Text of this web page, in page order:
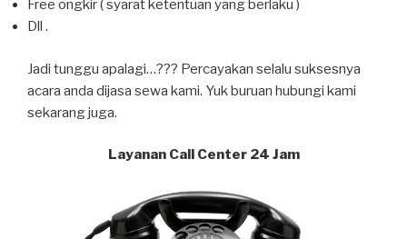
Free ongkir ( syarat ketentuan yang berlaku )
Dll .
Jadi tunggu apalagi…??? Percayakan selalu suksesnya
acara anda dijasa sewa kami. Yuk buruan hubungi kami
sekarang juga.
Layanan Call Center 24 Jam